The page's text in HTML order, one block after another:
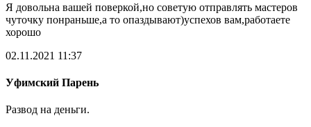
Я довольна вашей поверкой,но советую отправлять мастеров
чуточку понраньше,а то опаздывают)успехов вам,работаете
хорошо
02.11.2021 11:37
Уфимский Парень
Развод на деньги.